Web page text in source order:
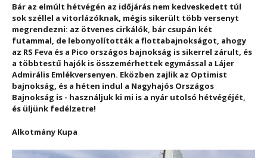
Bár az elmúlt hétvégén az időjárás nem kedveskedett túl
sok széllel a vitorlázóknak, mégis sikerült több versenyt
megrendezni: az ötvenes cirkálók, bár csupán két
futammal, de lebonyolították a flottabajnokságot, ahogy
az RS Feva és a Pico országos bajnokság is sikerrel zárult, és
a többtestű hajók is összemérhettek egymással a Lájer
Admirális Emlékversenyen. Eközben zajlik az Optimist
bajnokság, és a héten indul a Nagyhajós Országos
Bajnokság is - használjuk ki mi is a nyár utolsó hétvégéjét,
és üljünk fedélzetre!
Alkotmány Kupa